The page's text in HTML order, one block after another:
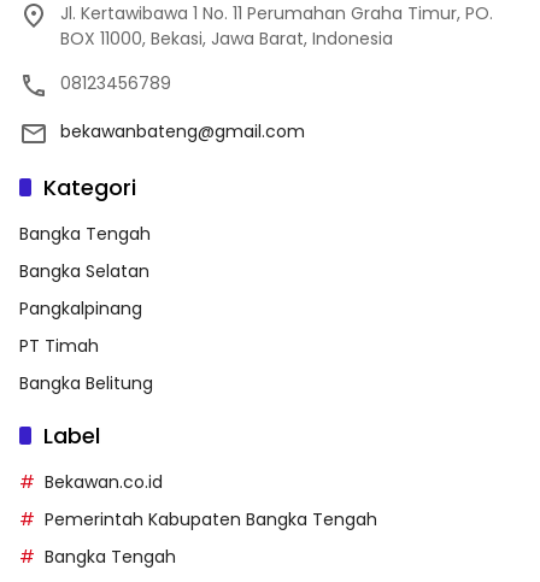
Jl. Kertawibawa 1 No. 11 Perumahan Graha Timur, PO.
BOX 11000, Bekasi, Jawa Barat, Indonesia
08123456789
bekawanbateng@gmail.com
Kategori
Bangka Tengah
Bangka Selatan
Pangkalpinang
PT Timah
Bangka Belitung
Label
Bekawan.co.id
Pemerintah Kabupaten Bangka Tengah
Bangka Tengah